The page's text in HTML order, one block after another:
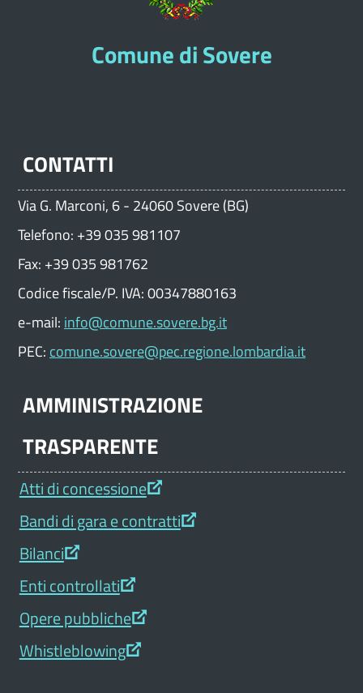
Comune di Sovere
CONTATTI
Via G. Marconi, 6 - 24060 Sovere (BG)
Telefono: +39 035 981107
Fax: +39 035 981762
Codice fiscale/P. IVA: 00347880163
e-mail: info@comune.sovere.bg.it
PEC: comune.sovere@pec.regione.lombardia.it
AMMINISTRAZIONE
TRASPARENTE
Atti di concessione
Bandi di gara e contratti
Bilanci
Enti controllati
Opere pubbliche
Whistleblowing